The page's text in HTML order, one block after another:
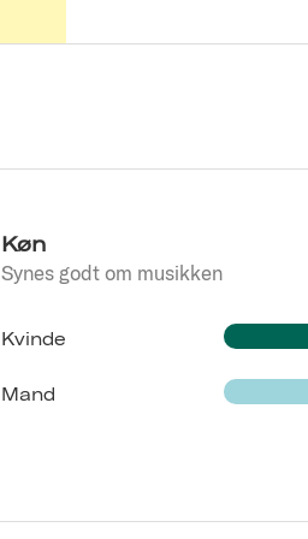
Køn
Synes godt om musikken
Kvinde
Mand